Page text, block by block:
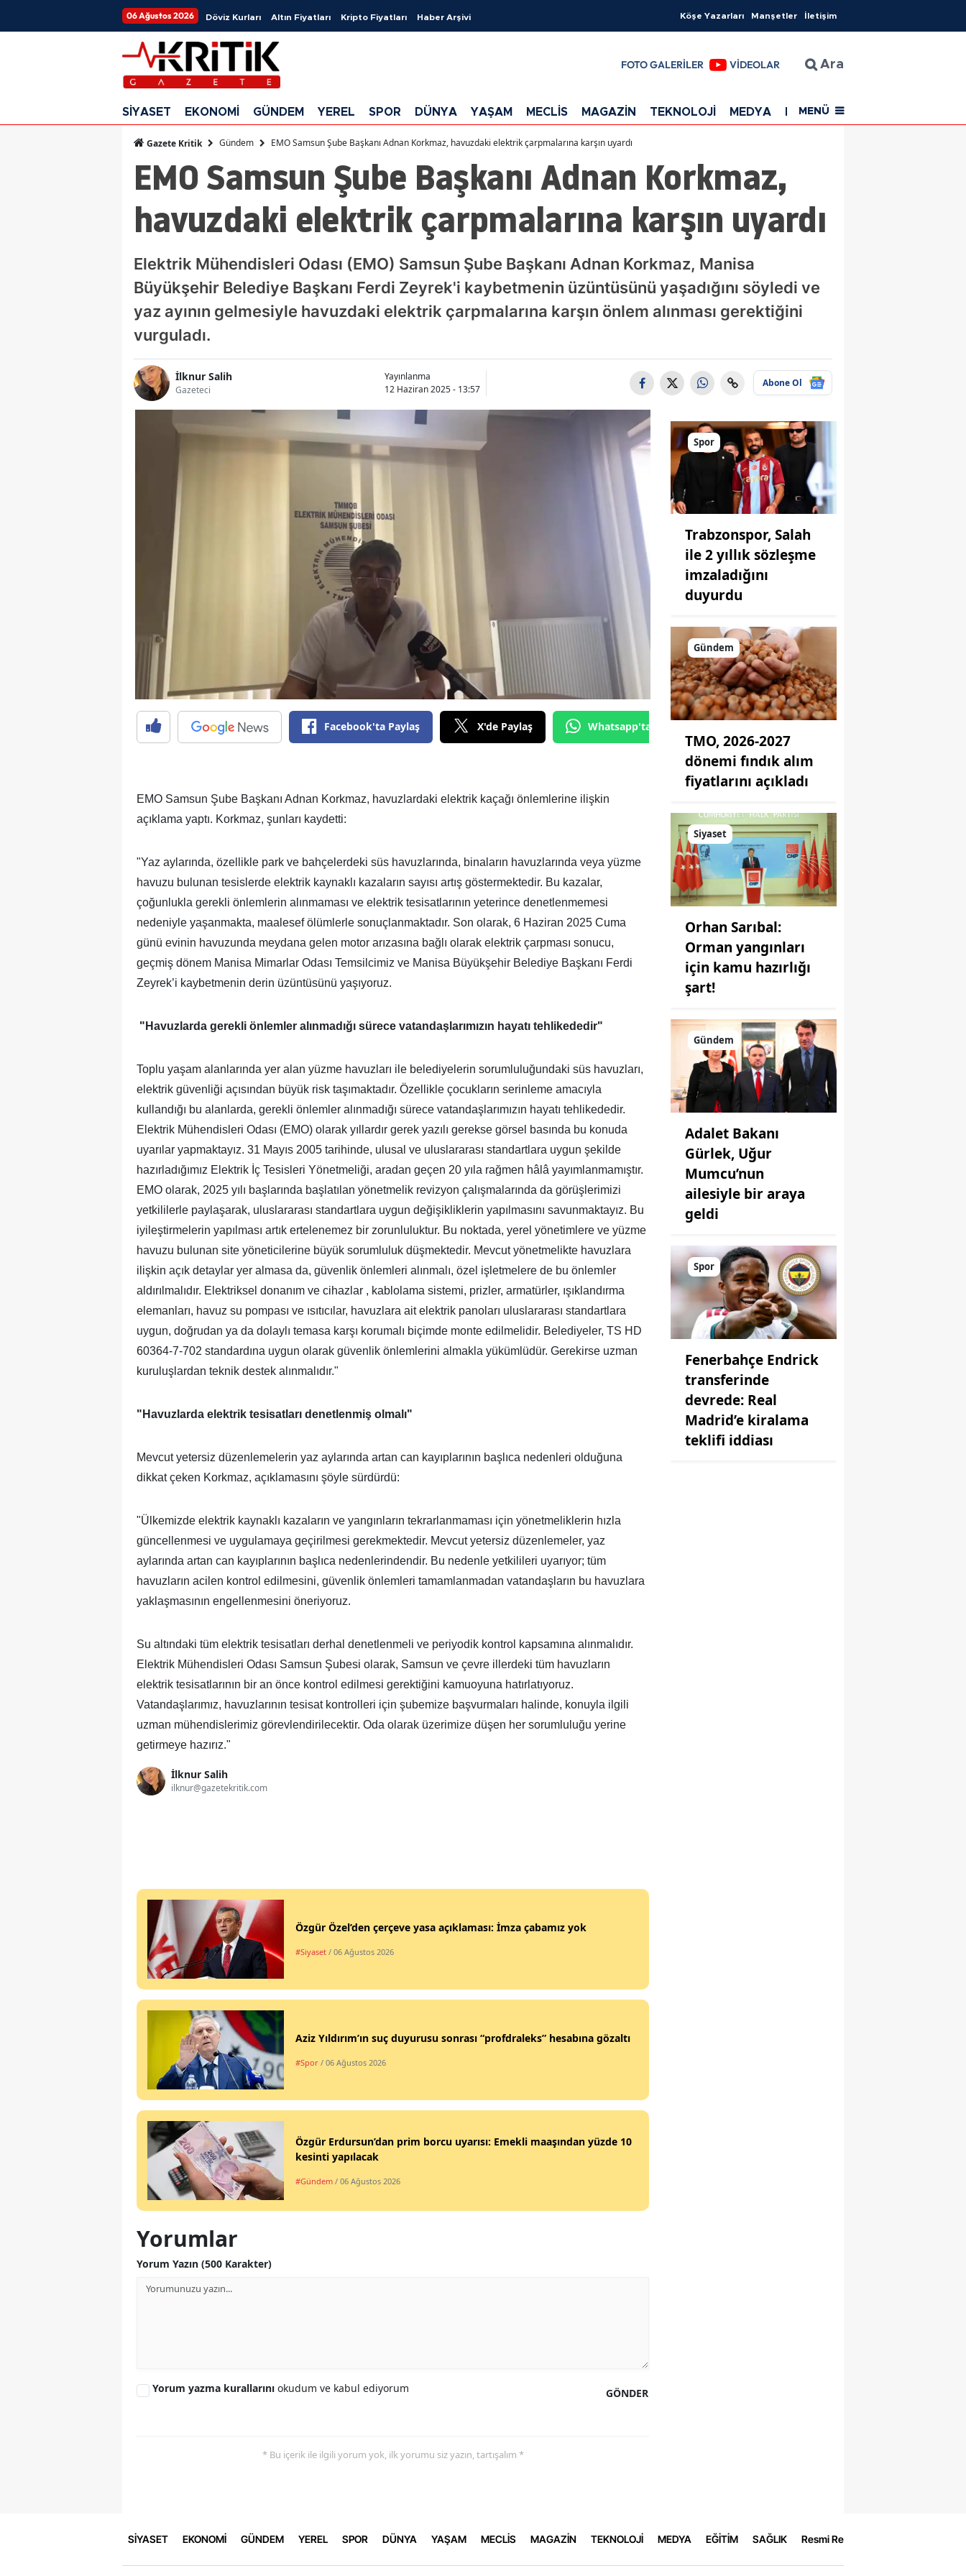
06 Ağustos 2026 Döviz Kurları Altın Fiyatları Kripto Fiyatları Haber Arşivi Köşe Yazarları Manşetler İletişim
FOTO GALERİLER VİDEOLAR Ara
SİYASET EKONOMİ GÜNDEM YEREL SPOR DÜNYA YAŞAM MECLİS MAGAZİN TEKNOLOJİ MEDYA EĞİTİM SAĞLIK
MENÜ
Gazete Kritik Gündem EMO Samsun Şube Başkanı Adnan Korkmaz, havuzdaki elektrik çarpmalarına karşın uyardı
EMO Samsun Şube Başkanı Adnan Korkmaz,
havuzdaki elektrik çarpmalarına karşın uyardı
Elektrik Mühendisleri Odası (EMO) Samsun Şube Başkanı Adnan Korkmaz, Manisa
Büyükşehir Belediye Başkanı Ferdi Zeyrek'i kaybetmenin üzüntüsünü yaşadığını söyledi ve
yaz ayının gelmesiyle havuzdaki elektrik çarpmalarına karşın önlem alınması gerektiğini
vurguladı.
İlknur Salih
Gazeteci
Yayınlanma
12 Haziran 2025 - 13:57
Abone Ol
Facebook'ta Paylaş X'de Paylaş Whatsapp'tan Gönder
EMO Samsun Şube Başkanı Adnan Korkmaz, havuzlardaki elektrik kaçağı önlemlerine ilişkin
açıklama yaptı. Korkmaz, şunları kaydetti:
"Yaz aylarında, özellikle park ve bahçelerdeki süs havuzlarında, binaların havuzlarında veya yüzme
havuzu bulunan tesislerde elektrik kaynaklı kazaların sayısı artış göstermektedir. Bu kazalar,
çoğunlukla gerekli önlemlerin alınmaması ve elektrik tesisatlarının yeterince denetlenmemesi
nedeniyle yaşanmakta, maalesef ölümlerle sonuçlanmaktadır. Son olarak, 6 Haziran 2025 Cuma
günü evinin havuzunda meydana gelen motor arızasına bağlı olarak elektrik çarpması sonucu,
geçmiş dönem Manisa Mimarlar Odası Temsilcimiz ve Manisa Büyükşehir Belediye Başkanı Ferdi
Zeyrek’i kaybetmenin derin üzüntüsünü yaşıyoruz.
"Havuzlarda gerekli önlemler alınmadığı sürece vatandaşlarımızın hayatı tehlikededir"
Toplu yaşam alanlarında yer alan yüzme havuzları ile belediyelerin sorumluluğundaki süs havuzları,
elektrik güvenliği açısından büyük risk taşımaktadır. Özellikle çocukların serinleme amacıyla
kullandığı bu alanlarda, gerekli önlemler alınmadığı sürece vatandaşlarımızın hayatı tehlikededir.
Elektrik Mühendisleri Odası (EMO) olarak yıllardır gerek yazılı gerekse görsel basında bu konuda
uyarılar yapmaktayız. 31 Mayıs 2005 tarihinde, ulusal ve uluslararası standartlara uygun şekilde
hazırladığımız Elektrik İç Tesisleri Yönetmeliği, aradan geçen 20 yıla rağmen hâlâ yayımlanmamıştır.
EMO olarak, 2025 yılı başlarında başlatılan yönetmelik revizyon çalışmalarında da görüşlerimizi
yetkililerle paylaşarak, uluslararası standartlara uygun değişikliklerin yapılmasını savunmaktayız. Bu
iyileştirmelerin yapılması artık ertelenemez bir zorunluluktur. Bu noktada, yerel yönetimlere ve yüzme
havuzu bulunan site yöneticilerine büyük sorumluluk düşmektedir. Mevcut yönetmelikte havuzlara
ilişkin açık detaylar yer almasa da, güvenlik önlemleri alınmalı, özel işletmelere de bu önlemler
aldırılmalıdır. Elektriksel donanım ve cihazlar , kablolama sistemi, prizler, armatürler, ışıklandırma
elemanları, havuz su pompası ve ısıtıcılar, havuzlara ait elektrik panoları uluslararası standartlara
uygun, doğrudan ya da dolaylı temasa karşı korumalı biçimde monte edilmelidir. Belediyeler, TS HD
60364-7-702 standardına uygun olarak güvenlik önlemlerini almakla yükümlüdür. Gerekirse uzman
kuruluşlardan teknik destek alınmalıdır."
"Havuzlarda elektrik tesisatları denetlenmiş olmalı"
Mevcut yetersiz düzenlemelerin yaz aylarında artan can kayıplarının başlıca nedenleri olduğuna
dikkat çeken Korkmaz, açıklamasını şöyle sürdürdü:
"Ülkemizde elektrik kaynaklı kazaların ve yangınların tekrarlanmaması için yönetmeliklerin hızla
güncellenmesi ve uygulamaya geçirilmesi gerekmektedir. Mevcut yetersiz düzenlemeler, yaz
aylarında artan can kayıplarının başlıca nedenlerindendir. Bu nedenle yetkilileri uyarıyor; tüm
havuzların acilen kontrol edilmesini, güvenlik önlemleri tamamlanmadan vatandaşların bu havuzlara
yaklaşmasının engellenmesini öneriyoruz.
Su altındaki tüm elektrik tesisatları derhal denetlenmeli ve periyodik kontrol kapsamına alınmalıdır.
Elektrik Mühendisleri Odası Samsun Şubesi olarak, Samsun ve çevre illerdeki tüm havuzların
elektrik tesisatlarının bir an önce kontrol edilmesi gerektiğini kamuoyuna hatırlatıyoruz.
Vatandaşlarımız, havuzlarının tesisat kontrolleri için şubemize başvurmaları halinde, konuyla ilgili
uzman mühendislerimiz görevlendirilecektir. Oda olarak üzerimize düşen her sorumluluğu yerine
getirmeye hazırız."
İlknur Salih
ilknur@gazetekritik.com
Özgür Özel’den çerçeve yasa açıklaması: İmza çabamız yok
#Siyaset / 06 Ağustos 2026
Aziz Yıldırım’ın suç duyurusu sonrası “profdraleks” hesabına gözaltı
#Spor / 06 Ağustos 2026
Özgür Erdursun’dan prim borcu uyarısı: Emekli maaşından yüzde 10
kesinti yapılacak
#Gündem / 06 Ağustos 2026
Yorumlar
Yorum Yazın (500 Karakter)
GÖNDER
Yorum yazma kurallarını okudum ve kabul ediyorum
* Bu içerik ile ilgili yorum yok, ilk yorumu siz yazın, tartışalım *
Spor
Trabzonspor, Salah
ile 2 yıllık sözleşme
imzaladığını
duyurdu
Gündem
TMO, 2026-2027
dönemi fındık alım
fiyatlarını açıkladı
Siyaset
Orhan Sarıbal:
Orman yangınları
için kamu hazırlığı
şart!
Gündem
Adalet Bakanı
Gürlek, Uğur
Mumcu’nun
ailesiyle bir araya
geldi
Spor
Fenerbahçe Endrick
transferinde
devrede: Real
Madrid’e kiralama
teklifi iddiası
SİYASET EKONOMİ GÜNDEM YEREL SPOR DÜNYA YAŞAM MECLİS MAGAZİN TEKNOLOJİ MEDYA EĞİTİM SAĞLIK Resmi Reklamlar